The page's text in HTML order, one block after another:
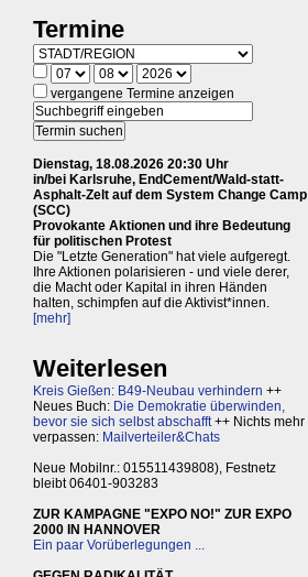
Termine
vergangene Termine anzeigen
Dienstag, 18.08.2026 20:30 Uhr
in/bei Karlsruhe, EndCement/Wald-statt-
Asphalt-Zelt auf dem System Change Camp
(SCC)
Provokante Aktionen und ihre Bedeutung
für politischen Protest
Die "Letzte Generation" hat viele aufgeregt.
Ihre Aktionen polarisieren - und viele derer,
die Macht oder Kapital in ihren Händen
halten, schimpfen auf die Aktivist*innen.
[mehr]
Weiterlesen
Kreis Gießen: B49-Neubau verhindern ++
Neues Buch: Die Demokratie überwinden,
bevor sie sich selbst abschafft++ Nichts mehr
verpassen: Mailverteiler&Chats
Neue Mobilnr.: 015511439808), Festnetz
bleibt 06401-903283
ZUR KAMPAGNE "EXPO NO!" ZUR EXPO
2000 IN HANNOVER
Ein paar Vorüberlegungen ...